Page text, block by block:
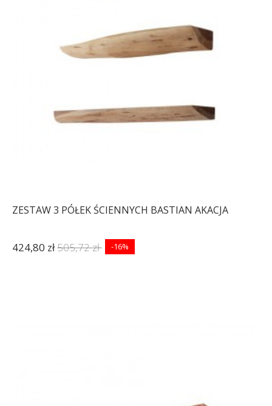
ZESTAW 3 PÓŁEK ŚCIENNYCH BASTIAN AKACJA
424,80 zł505,72 zł -16%